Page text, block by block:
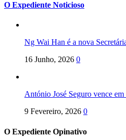
O Expediente Noticioso
Ng Wai Han é a nova
16 Junho, 2026 0
António José Seguro vence
9 Fevereiro, 2026 0
O Expediente Opinativo